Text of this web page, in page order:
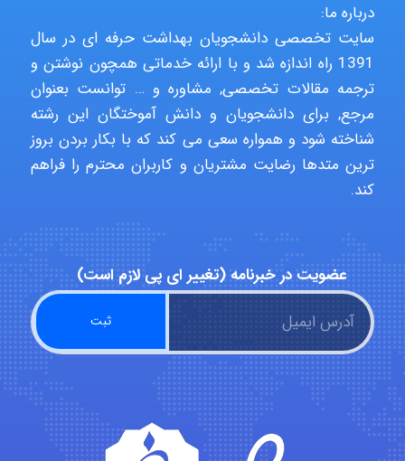
Jafar Tym
aghajari vahid
Alirez0990
hosein abdolvand
Kati
درباره ما:
سایت تخصصی دانشجویان بهداشت حرفه ای در سال
1391 راه اندازه شد و با ارائه خدماتی همچون نوشتن و
ترجمه مقالات تخصصی, مشاوره و … توانست بعنوان
مرجع, برای دانشجویان و دانش آموختگان این رشته
شناخته شود و همواره سعی می کند که با بکار بردن بروز
ترین متدها رضایت مشتریان و کاربران محترم را فراهم
کند.
عضویت در خبرنامه (تغییر ای پی لازم است)